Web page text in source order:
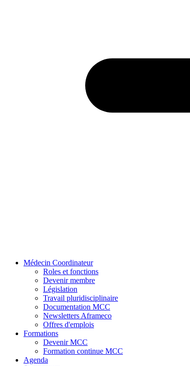
Médecin Coordinateur
Roles et fonctions
Devenir membre
Législation
Travail pluridisciplinaire
Documentation MCC
Newsletters Aframeco
Offres d'emplois
Formations
Devenir MCC
Formation continue MCC
Agenda